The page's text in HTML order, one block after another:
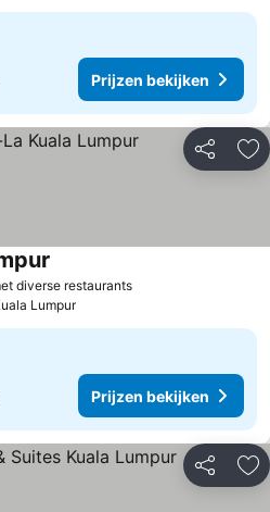
Prijzen bekijken
Delen
diverse restaurants
Lumpur
Prijzen bekijken
Delen